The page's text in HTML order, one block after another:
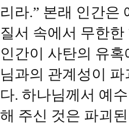
리라.” 본래 인간은
질서 속에서 무한
인간이 사탄의 유
님과의 관계성이
다. 하나님께서 예
해 주신 것은 파괴